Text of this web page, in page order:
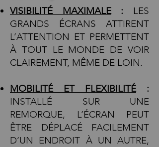
VISIBILITÉ MAXIMALE: LES
GRANDS ÉCRANS ATTIRENT
L’ATTENTION ET PERMETTENT
À TOUT LE MONDE DE VOIR
CLAIREMENT, MÊME DE LOIN.
MOBILITÉ ET FLEXIBILITÉ :
INSTALLÉ SUR UNE
REMORQUE, L’ÉCRAN PEUT
ÊTRE DÉPLACÉ FACILEMENT
D’UN ENDROIT À UN AUTRE,